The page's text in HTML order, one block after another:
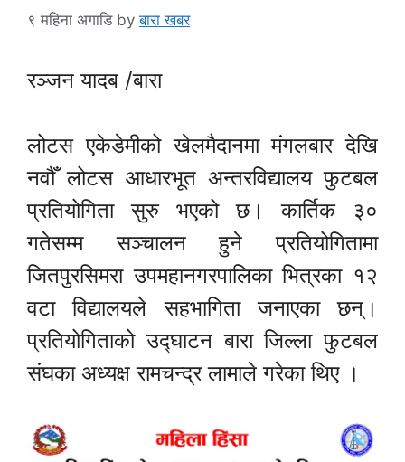
९ महिना अगाडि byबारा खबर
रञ्जन यादब /बारा
लोटस एकेडेमीको खेलमैदानमा मंगलबार देखि
नवौँ लोटस आधारभूत अन्तरविद्यालय फुटबल
प्रतियोगिता सुरु भएको छ। कार्तिक ३०
गतेसम्म सञ्चालन हुने प्रतियोगितामा
जितपुरसिमरा उपमहानगरपालिका भित्रका १२
वटा विद्यालयले सहभागिता जनाएका छन्।
प्रतियोगिताको उद्घाटन बारा जिल्ला फुटबल
संघका अध्यक्ष रामचन्द्र लामाले गरेका थिए ।